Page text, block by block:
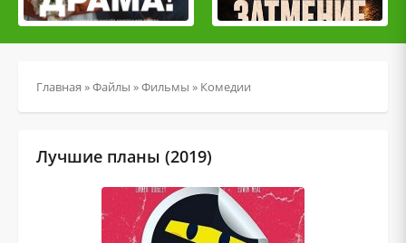
Главная »Файлы »Фильмы » Комедии
Лучшие планы (2019)